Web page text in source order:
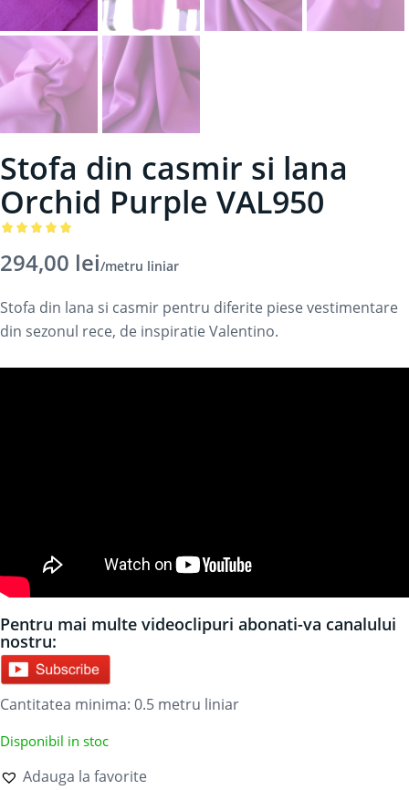
Stofa din casmir si lana
Orchid Purple VAL950
5.00din 5
unei
singure
evaluări
294,00 lei/metru liniar
Stofa din lana si casmir pentru diferite piese vestimentare
din sezonul rece, de inspiratie Valentino.
Pentru mai multe videoclipuri abonati-va canalului
nostru:
Cantitatea minima: 0.5 metru liniar
Disponibil in stoc
Adauga la favorite